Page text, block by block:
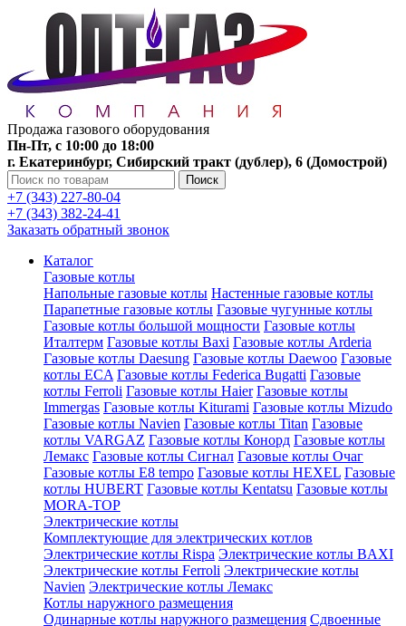
Продажа газового оборудования
Пн-Пт, с 10:00 до 18:00
г. Екатеринбург, Сибирский тракт (дублер), 6 (Домострой)
Поиск
+7 (343) 227-80-04
+7 (343) 382-24-41
Заказать обратный звонок
Каталог
Газовые котлы
Напольные газовые котлы Настенные газовые котлы
Парапетные газовые котлы Газовые чугунные котлы
Газовые котлы большой мощности Газовые котлы
Италтерм Газовые котлы Baxi Газовые котлы Arderia
Газовые котлы Daesung Газовые котлы Daewoo Газовые
котлы ECA Газовые котлы Federica Bugatti Газовые
котлы Ferroli Газовые котлы Haier Газовые котлы
Immergas Газовые котлы Kiturami Газовые котлы Mizudo
Газовые котлы Navien Газовые котлы Titan Газовые
котлы VARGAZ Газовые котлы Конорд Газовые котлы
Лемакс Газовые котлы Сигнал Газовые котлы Очаг
Газовые котлы E8 tempo Газовые котлы HEXEL Газовые
котлы HUBERT Газовые котлы Kentatsu Газовые котлы
MORA-TOP
Электрические котлы
Комплектующие для электрических котлов
Электрические котлы Rispa Электрические котлы BAXI
Электрические котлы Ferroli Электрические котлы
Navien Электрические котлы Лемакс
Котлы наружного размещения
Одинарные котлы наружного размещения Сдвоенные